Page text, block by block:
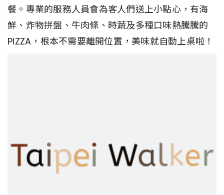
餐。專業的服務人員會為客人們送上小點心，有海
鮮、炸物拼盤、牛肉條、時蔬及多種口味熱騰騰的
PIZZA，根本不需要離開位置，美味就自動上桌啦！